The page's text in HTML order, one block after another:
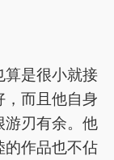
算是很小就接
，而且他自身
游刃有余。他
的作品也不佔